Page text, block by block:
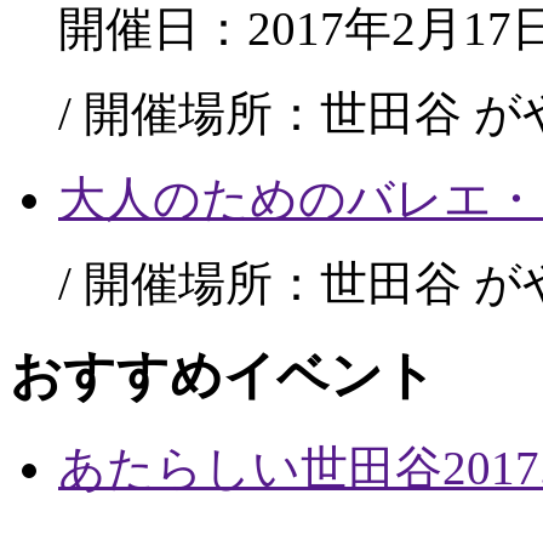
開催日：2017年2月17
/ 開催場所：世田谷
大人のためのバレエ
/ 開催場所：世田谷
おすすめイベント
あたらしい世田谷